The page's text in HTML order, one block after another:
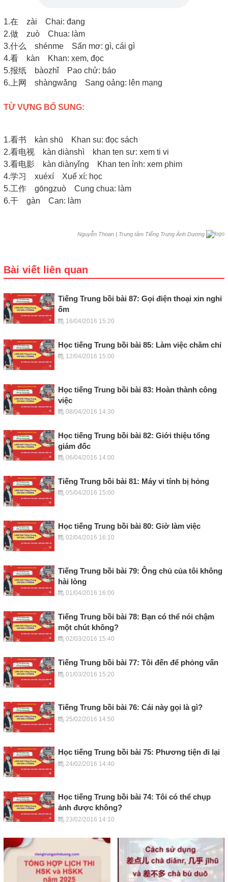
1.在 zài Chai: đang
2.做 zuò Chua: làm
3.什么 shénme Sấn mơ: gì, cái gì
4.看 kàn Khan: xem, đọc
5.报纸 bàozhǐ Pao chử: báo
6.上网 shàngwǎng Sang oảng: lên mạng
TỪ VỰNG BỔ SUNG:
1.看书 kàn shū Khan su: đọc sách
2.看电视 kàn diànshì khan ten sư: xem ti vi
3.看电影 kàn diànyǐng Khan ten ỉnh: xem phim
4.学习 xuéxí Xuế xí: học
5.工作 gōngzuò Cung chua: làm
6.干 gàn Can: làm
Nguyễn Thoan | Trung tâm Tiếng Trung Ánh Dương
Bài viết liên quan
Tiếng Trung bồi bài 87: Gọi điện thoại xin nghỉ
ốm
16/04/2016 15:20
Học tiếng Trung bồi bài 85: Làm việc chăm chỉ
12/04/2016 15:00
Học tiếng Trung bồi bài 83: Hoàn thành công
việc
08/04/2016 14:30
Học tiếng Trung bồi bài 82: Giới thiệu tổng
giám đốc
06/04/2016 14:00
Tiếng Trung bồi bài 81: Máy vi tính bị hỏng
05/04/2016 15:00
Học tiếng Trung bồi bài 80: Giờ làm việc
02/04/2016 16:10
Tiếng Trung bồi bài 79: Ông chủ của tôi không
hài lòng
01/04/2016 16:00
Tiếng Trung bồi bài 78: Bạn có thể nói chậm
một chút không?
02/03/2016 15:40
Tiếng Trung bồi bài 77: Tôi đến để phỏng vấn
01/03/2016 15:20
Tiếng Trung bồi bài 76: Cái này gọi là gì?
25/02/2016 14:50
Học tiếng Trung bồi bài 75: Phương tiện đi lại
24/02/2016 14:40
Học tiếng Trung bồi bài 74: Tôi có thể chụp
ảnh được không?
23/02/2016 14:10